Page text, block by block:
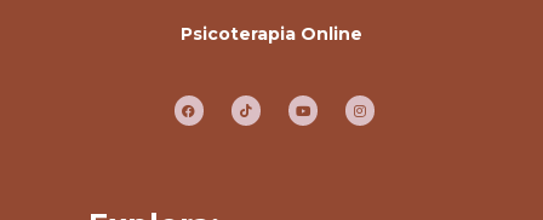
Psicoterapia Online